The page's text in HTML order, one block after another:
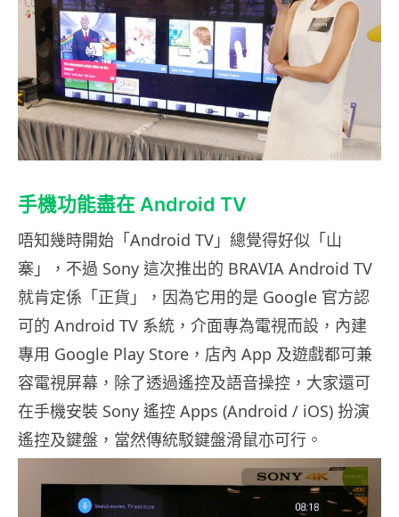
手機功能盡在 Android TV
唔知幾時開始「Android TV」總覺得好似「山
寨」，不過 Sony 這次推出的 BRAVIA Android TV
就肯定係「正貨」，因為它用的是 Google 官方認
可的 Android TV 系統，介面專為電視而設，內建
專用 Google Play Store，店內 App 及遊戲都可兼
容電視屏幕，除了透過遙控及語音操控，大家還可
在手機安裝 Sony 遙控 Apps (Android / iOS) 扮演
遙控及鍵盤，當然傳統駁鍵盤滑鼠亦可行。